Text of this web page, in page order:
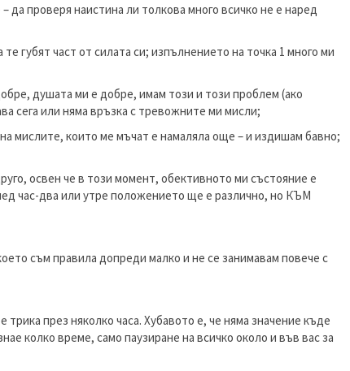
проверя наистина ли толкова много всичко не е наред
губят част от силата си; изпълнението на точка 1 много ми
душата ми е добре, имам този и този проблем (ако
сега или няма връзка с тревожните ми мисли;
мислите, които ме мъчат е намаляла още – и издишам бавно;
освен че в този момент, обективното ми състояние е
час-два или утре положението ще е различно, но КЪМ
съм правила допреди малко и не се занимавам повече с
през няколко часа. Хубавото е, че няма значение къде
колко време, само паузиране на всичко около и във вас за